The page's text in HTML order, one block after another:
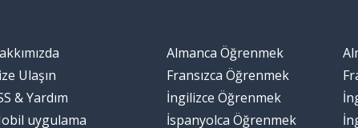
Ulaşın
& Yardım
uygulama
Almanca Öğrenmek
Fransızca Öğrenmek
İngilizce Öğrenmek
İspanyolca Öğrenmek